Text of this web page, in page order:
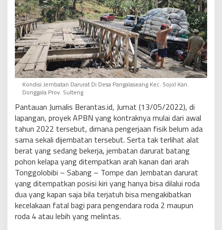
Kondisi Jembatan Darurat Di Desa Pangalaseang Kec. Sojol Kan.
Donggala Prov. Sulteng
Pantauan Jurnalis Berantas.id, Jumat (13/05/2022), di
lapangan, proyek APBN yang kontraknya mulai dari awal
tahun 2022 tersebut, dimana pengerjaan fisik belum ada
sama sekali dijembatan tersebut. Serta tak terlihat alat
berat yang sedang bekerja, jembatan darurat batang
pohon kelapa yang ditempatkan arah kanan dari arah
Tonggolobibi – Sabang – Tompe dan Jembatan darurat
yang ditempatkan posisi kiri yang hanya bisa dilalui roda
dua yang kapan saja bila terjatuh bisa mengakibatkan
kecelakaan fatal bagi para pengendara roda 2 maupun
roda 4 atau lebih yang melintas.